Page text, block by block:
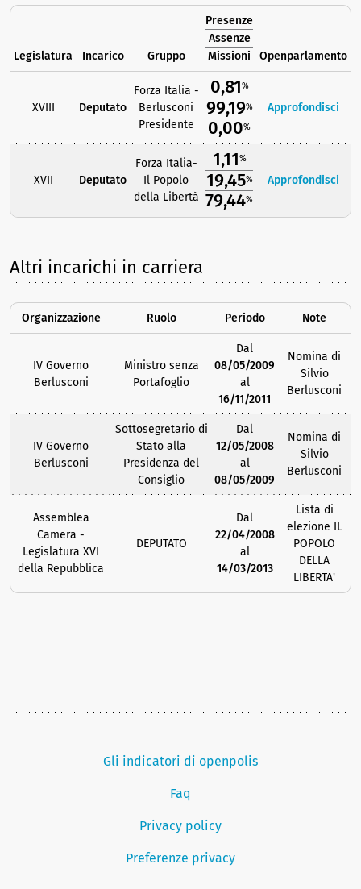
Legislatura Incarico Gruppo
Presenze
Assenze
Missioni
Openparlamento
XVIII Deputato
Forza Italia -
Berlusconi
Presidente
0,81%
99,19%
0,00%
Approfondisci
XVII Deputato
Forza Italia-
Il Popolo
della Libertà
1,11%
19,45%
79,44%
Approfondisci
Altri incarichi in carriera
Organizzazione Ruolo Periodo Note
IV Governo
Berlusconi
Ministro senza
Portafoglio
Dal
08/05/2009
al
16/11/2011
Nomina di
Silvio
Berlusconi
IV Governo
Berlusconi
Sottosegretario di
Stato alla
Presidenza del
Consiglio
Dal
12/05/2008
al
08/05/2009
Nomina di
Silvio
Berlusconi
Assemblea
Camera -
Legislatura XVI
della Repubblica
DEPUTATO
Dal
22/04/2008
al
14/03/2013
Lista di
elezione IL
POPOLO
DELLA
LIBERTA'
Gli indicatori di openpolis
Faq
Privacy policy
Preferenze privacy